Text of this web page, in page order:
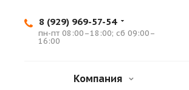
8 (929) 969-57-54
пн-пт 08:00–18:00; сб 09:00–
16:00
Компания